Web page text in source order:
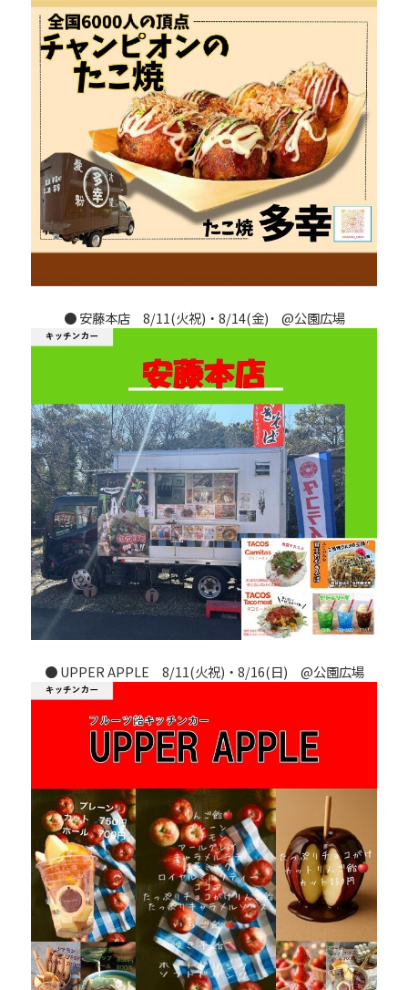
●安藤本店8/11(火祝)・8/14(金) @公園広場
●UPPER APPLE 8/11(火祝)・8/16(日) @公園広場